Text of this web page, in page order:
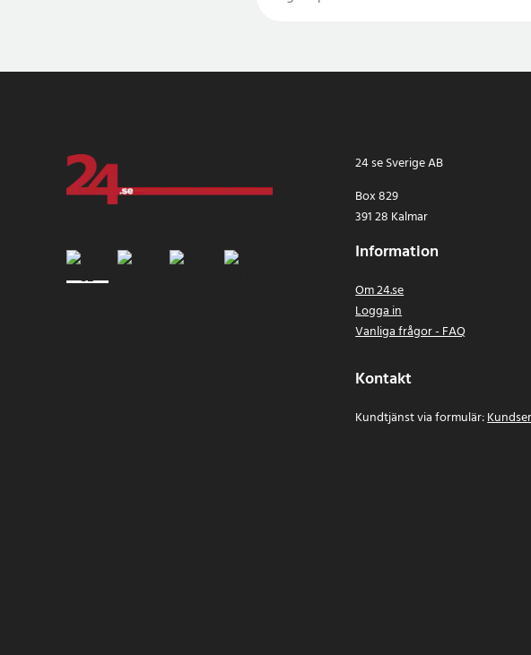
24 se Sverige AB
Box 829
391 28 Kalmar
Information
Om 24.se
Logga in
Vanliga frågor - FAQ
Kontakt
Kundtjänst via formulär: